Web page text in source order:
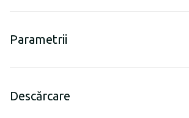
Parametrii
Descărcare